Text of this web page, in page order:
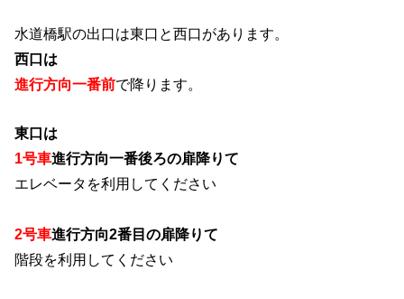
水道橋駅の出口は東口と西口があります。
西口 は
進行方向一番前で降ります。
東口 は
1号車進行方向一番後ろの扉降りて
エレベータを利用してください
2号車進行方向2番目の扉降りて
階段を利用してください